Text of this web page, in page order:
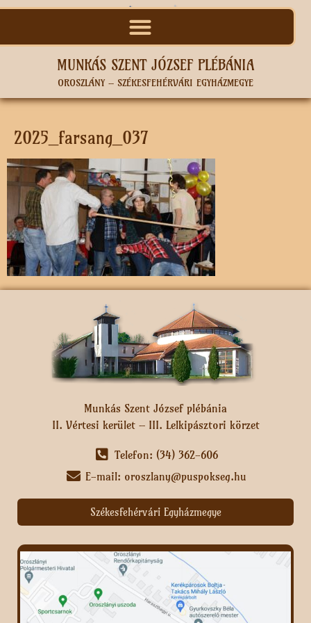
MUNKÁS SZENT JÓZSEF PLÉBÁNIA
OROSZLÁNY – SZÉKESFEHÉRVÁRI EGYHÁZMEGYE
2025_farsang_037
Munkás Szent József plébánia
II. Vértesi kerület – III. Lelkipásztori körzet
Telefon: (34) 362-606
E-mail: oroszlany@puspokseg.hu
Székesfehérvári Egyházmegye